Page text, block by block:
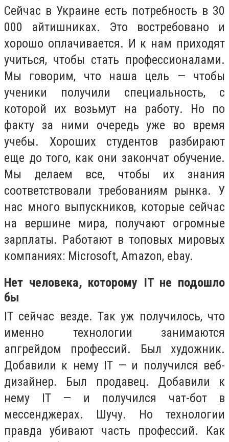
Сейчас в Украине есть потребность в 30
000 айтишниках. Это востребовано и
хорошо оплачивается. И к нам приходят
учиться, чтобы стать профессионалами.
Мы говорим, что наша цель — чтобы
ученики получили специальность, с
которой их возьмут на работу. Но по
факту за ними очередь уже во время
учебы. Хороших студентов разбирают
еще до того, как они закончат обучение.
Мы делаем все, чтобы их знания
соответствовали требованиям рынка. У
нас много выпускников, которые сейчас
на вершине мира, получают огромные
зарплаты. Работают в топовых мировых
компаниях: Microsoft, Amazon, ebay.
Нет человека, которому IT не подошло
бы
IT сейчас везде. Так уж получилось, что
именно технологии занимаются
апгрейдом профессий. Был художник.
Добавили к нему IT — и получился веб-
дизайнер. Был продавец. Добавили к
нему IT — и получился чат-бот в
мессенджерах. Шучу. Но технологии
правда убивают часть профессий. Как